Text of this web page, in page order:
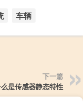
车辆
下一篇
是传感器静态特性